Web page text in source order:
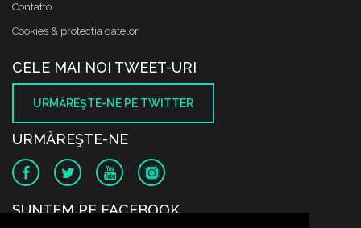
Contatto
Cookies & protectia datelor
CELE MAI NOI TWEET-URI
URMĂREŞTE-NE PE TWITTER
URMĂREŞTE-NE
SUNTEM PE FACEBOOK